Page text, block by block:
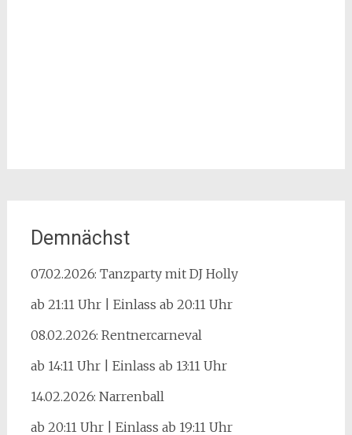
Demnächst
07.02.2026: Tanzparty mit DJ Holly
ab 21:11 Uhr | Einlass ab 20:11 Uhr
08.02.2026: Rentnercarneval
ab 14:11 Uhr | Einlass ab 13:11 Uhr
14.02.2026: Narrenball
ab 20:11 Uhr | Einlass ab 19:11 Uhr